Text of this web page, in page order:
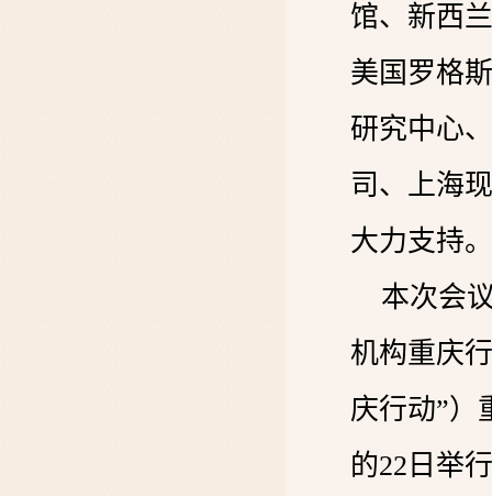
馆、新西
美国罗格
研究中心
司、上海
大力支持
本次会
机构重庆
庆行动”）
的22日举